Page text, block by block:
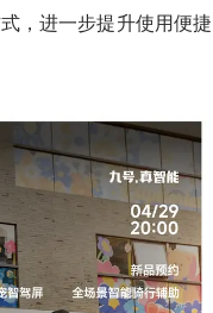
，进一步提升使用便捷